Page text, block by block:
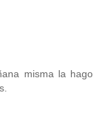
misma la hago